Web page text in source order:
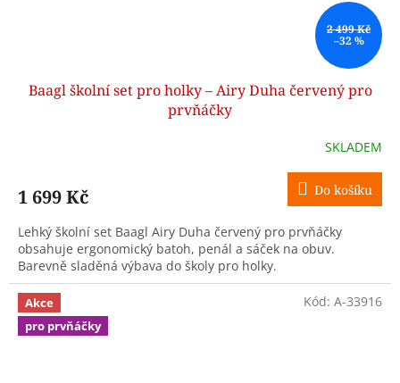
2 499 Kč
–32 %
Baagl školní set pro holky – Airy Duha červený pro
prvňáčky
SKLADEM
1 699 Kč Do košíku
Lehký školní set Baagl Airy Duha červený pro prvňáčky
obsahuje ergonomický batoh, penál a sáček na obuv.
Barevně sladěná výbava do školy pro holky.
Akce
pro prvňáčky
Kód: A-33916